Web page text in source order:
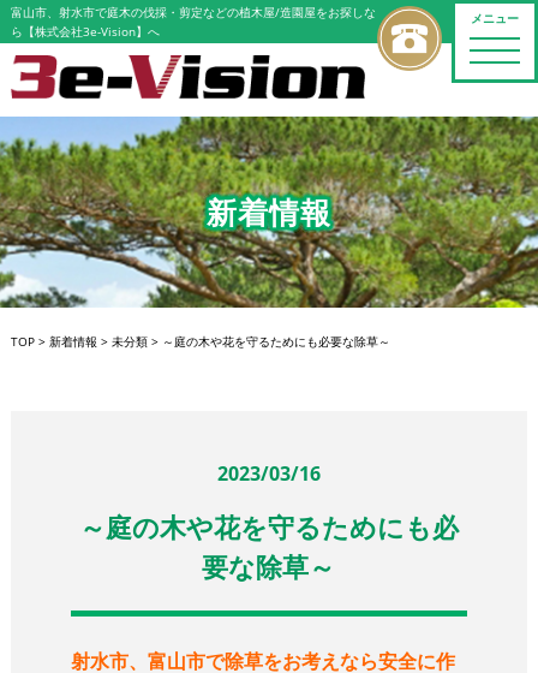
メニュー
toggle
富山市、射水市で庭木の伐採・剪定などの植木屋/造園屋をお探しな
ら【株式会社3e-Vision】へ
新着情報
TOP> 新着情報 > 未分類> ～庭の木や花を守るためにも必要な除草～
2023/03/16
～庭の木や花を守るためにも必
要な除草～
射水市、富山市で除草をお考えなら安全に作